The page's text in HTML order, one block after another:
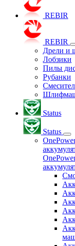
REBIR
REBIR
Дрели и
Лобзики
Пилы
Рубанки
Status
Status